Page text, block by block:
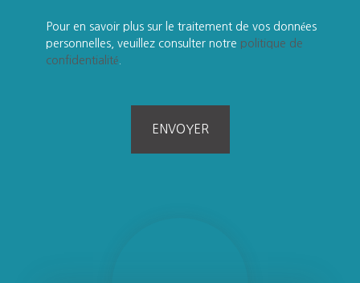
Pour en savoir plus sur le traitement de vos données
personnelles, veuillez consulter notre politique de
confidentialité
ENVOYER